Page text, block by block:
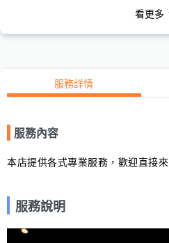
看更多
服務詳情
服務內容
本店提供各式專業服務，歡迎直接來
服務說明